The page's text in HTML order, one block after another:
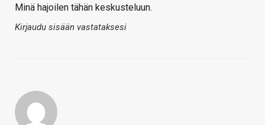
Minä hajoilen tähän keskusteluun.
Kirjaudu sisään vastataksesi